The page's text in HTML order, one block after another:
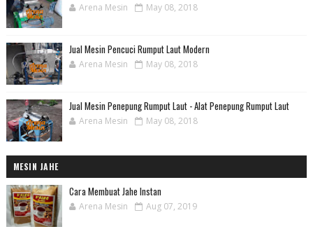
Arena Mesin May 08, 2018
Jual Mesin Pencuci Rumput Laut Modern
Arena Mesin May 08, 2018
Jual Mesin Penepung Rumput Laut - Alat Penepung Rumput Laut
Arena Mesin May 08, 2018
MESIN JAHE
Cara Membuat Jahe Instan
Arena Mesin Aug 07, 2019